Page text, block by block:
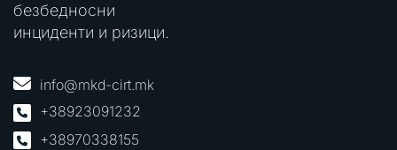
безбедносни
инциденти и ризици.
info@mkd-cirt.mk
+38923091232
+38970338155